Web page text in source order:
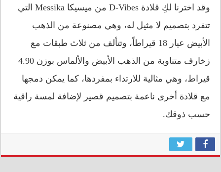
وقد اخترنا لكِ قلادة D-Vibes من ميسيكا Messika التي
تتفرد بتصميم لا مثيل له، وهي مصنوعة من الذهب
الأبيض عيار 18 قيراطاً، وتتألف من ثلاث طبقات مع
زخارف متناوبة من الذهب الأبيض والألماس بوزن 4.90
قيراط، وهي مثالية للارتداء بمفردها، كما يمكن دمجها
مع قلادة أخرى ناعمة بتصميم قصير لإضافة لمسة راقية
حسب ذوقك.